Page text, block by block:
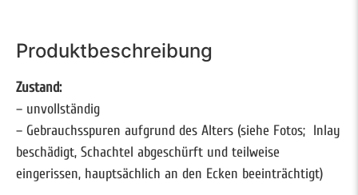
Produktbeschreibung
Zustand:
– unvollständig
– Gebrauchsspuren aufgrund des Alters (siehe Fotos; Inlay
beschädigt, Schachtel abgeschürft und teilweise
eingerissen, hauptsächlich an den Ecken beeinträchtigt)